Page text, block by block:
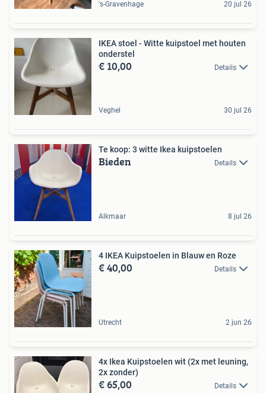
's-Gravenhage 20 jul 26
IKEA stoel - Witte kuipstoel met houten
onderstel
€ 10,00 Details
Veghel 30 jul 26
Te koop: 3 witte Ikea kuipstoelen
Bieden Details
Alkmaar 8 jul 26
4 IKEA Kuipstoelen in Blauw en Roze
€ 40,00 Details
Utrecht 2 jun 26
4x Ikea Kuipstoelen wit (2x met leuning,
2x zonder)
€ 65,00 Details